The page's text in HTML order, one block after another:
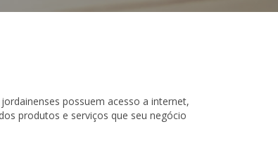
possuem acesso a internet,
produtos e serviços que seu negócio